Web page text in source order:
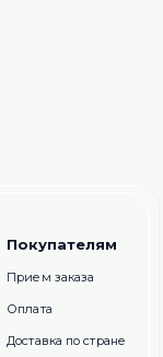
Покупателям
Прием заказа
Оплата
Доставка по стране